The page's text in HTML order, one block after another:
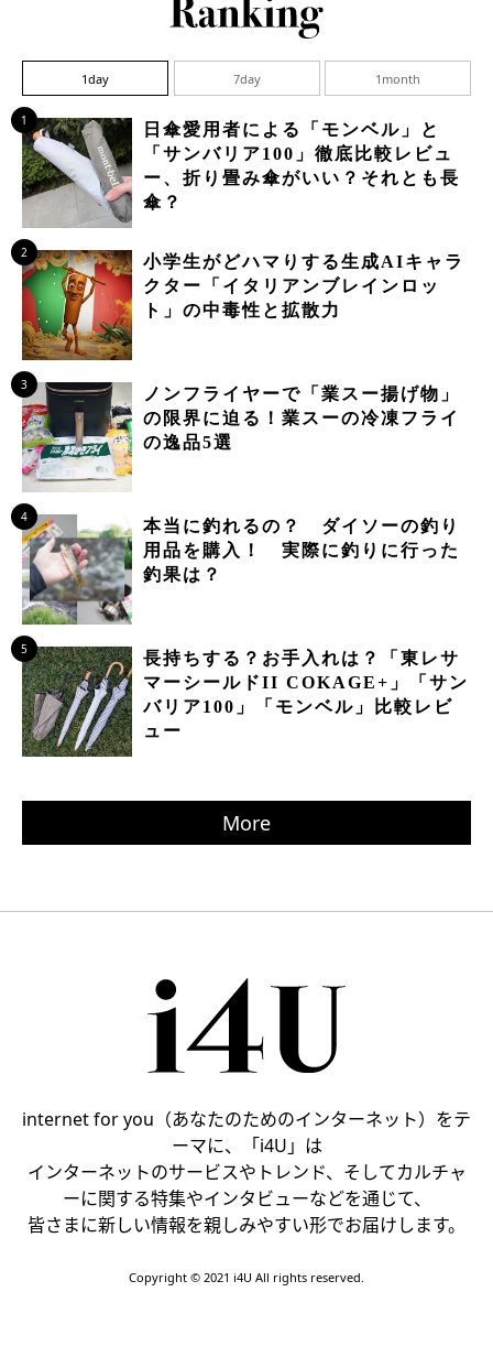
1day 7day 1month
1
日傘愛用者による「モンベル」と
「サンバリア100」徹底比較レビュ
ー、折り畳み傘がいい？それとも長
傘？
2
小学生がどハマりする生成AIキャラ
クター「イタリアンブレインロッ
ト」の中毒性と拡散力
3
ノンフライヤーで「業スー揚げ物」
の限界に迫る！業スーの冷凍フライ
の逸品5選
4
本当に釣れるの？ ダイソーの釣り
用品を購入！ 実際に釣りに行った
釣果は？
5
長持ちする？お手入れは？「東レサ
マーシールドII COKAGE+」「サン
バリア100」「モンベル」比較レビ
ュー
More
internet for you（あなたのためのインターネット）をテ
ーマに、「i4U」は
インターネットのサービスやトレンド、そしてカルチャ
ーに関する特集やインタビューなどを通じて、
皆さまに新しい情報を親しみやすい形でお届けします。
Copyright © 2021 i4U All rights reserved.